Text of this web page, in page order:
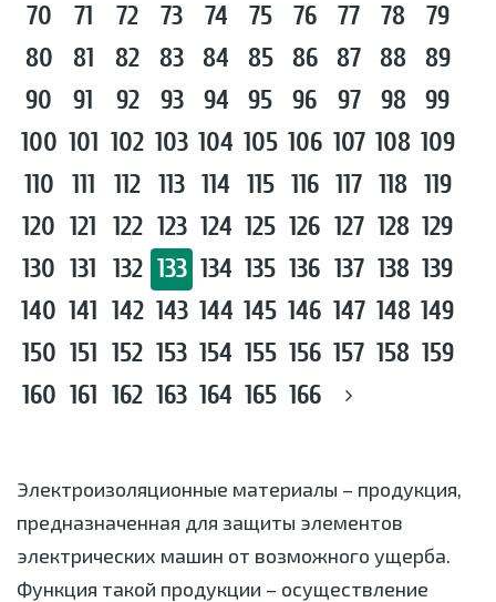
70
71 72 73 74 75 76 77 78
79
80
81 82 83 84 85 86 87 88
89
90
91 92 93 94 95 96 97 98
99
100 101 102 103 104 105 106 107 108 109
110
111 112 113 114 115 116 117 118 119
120 121 122 123 124 125 126 127 128 129
130 131 132 133 134 135 136 137 138 139
140 141 142 143 144 145 146 147 148 149
150 151 152 153 154 155 156 157 158 159
160 161 162 163 164 165 166
Электроизоляционные материалы – продукция,
предназначенная для защиты элементов
электрических машин от возможного ущерба.
Функция такой продукции – осуществление